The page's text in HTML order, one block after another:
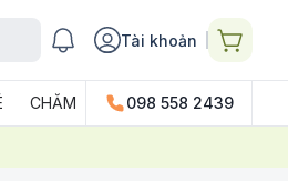
Tài khoản
CHĂM SÓC GIA ĐÌNH PHỤ KIỆN
098 558 2439